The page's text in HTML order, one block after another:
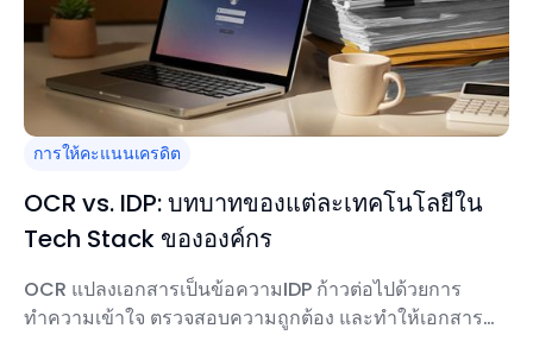
การให้คะแนนเครดิต
OCR vs. IDP: บทบาทของแต่ละเทคโนโลยีใน
Tech Stack ขององค์กร
OCR แปลงเอกสารเป็นข้อความIDP ก้าวต่อไปด้วยการ
ทำความเข้าใจ ตรวจสอบความถูกต้อง และทำให้เอกสาร